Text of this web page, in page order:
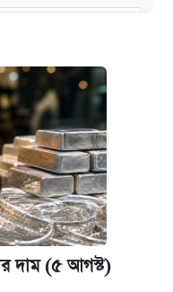
অভিযোগে দুইজন
দাম
দালাল অ্যাডলফ
দাম (৫ আগস্ট)